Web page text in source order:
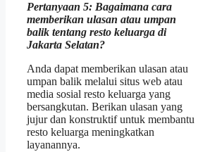
Pertanyaan 5: Bagaimana cara
memberikan ulasan atau umpan
balik tentang resto keluarga di
Jakarta Selatan?
Anda dapat memberikan ulasan atau
umpan balik melalui situs web atau
media sosial resto keluarga yang
bersangkutan. Berikan ulasan yang
jujur dan konstruktif untuk membantu
resto keluarga meningkatkan
layanannya.